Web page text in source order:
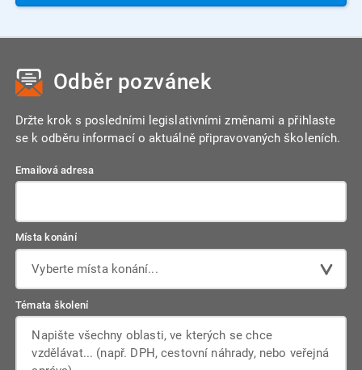
Odběr pozvánek
Držte krok s posledními legislativními změnami a přihlaste
se k odběru informací o aktuálně připravovaných školeních.
Emailová adresa
Místa konání
Vyberte místa konání...
Témata školení